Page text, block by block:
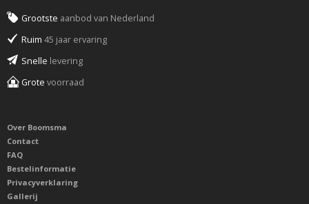
Grootste aanbod van Nederland
Ruim 45 jaar ervaring
Snelle levering
Grote voorraad
Over Boomsma
Contact
FAQ
Bestelinformatie
Privacyverklaring
Gallerij